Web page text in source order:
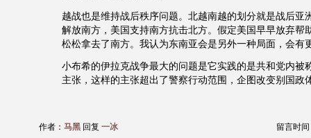
越战也是维持战后秩序问题。北越南越的划分就是战后亚
解放南方，美国支持南方抗击北方。假定美国早早放弃帮
松松拿去了南方。我认为东南亚会是另外一种局面，会有
小布希的伊拉克战争最大的问题是它实践的是共和党内被
主张，这样的主张超出了警察行动范围，企图改变别国政
作者： 马黑 回复 一冰 留言时间